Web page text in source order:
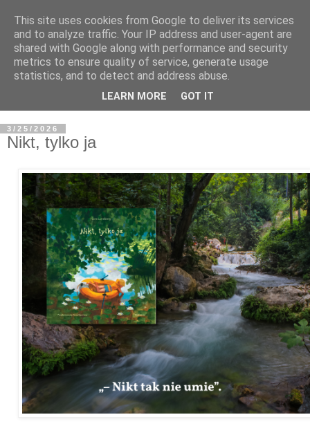
3/25/2026
Nikt, tylko ja
This site uses cookies from Google to deliver its services
and to analyze traffic. Your IP address and user-agent are
shared with Google along with performance and security
metrics to ensure quality of service, generate usage
statistics, and to detect and address abuse.
LEARN MORE GOT IT